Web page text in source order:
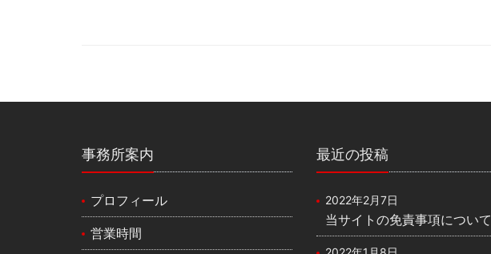
事務所案内
プロフィール
営業時間
最近の投稿
2022年2月7日
当サイトの免責事項について